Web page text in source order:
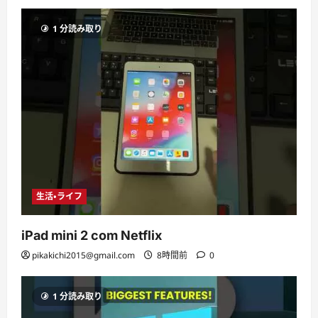
1 分読み取り
生活・ライフ
iPad mini 2 com Netflix
pikakichi2015@gmail.com 8時間前 0
1 分読み取り